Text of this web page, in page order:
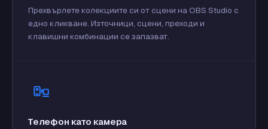
Прехвърлете колекциите си от сцени на OBS Studio с
едно кликване. Източници, сцени, преходи и
клавишни комбинации се запазват.
Телефон като камера